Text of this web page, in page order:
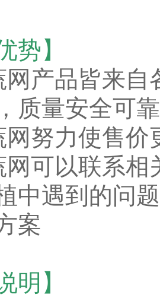
势】
网产品皆来自
质量安全可靠
网努力使售
网可以联系
中遇到的问
案
明】